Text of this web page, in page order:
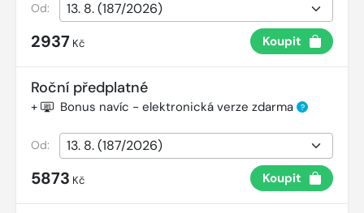
Od:
2937 Kč Koupit
Roční předplatné
+ Bonus navíc - elektronická verze zdarma ?
Od:
5873 Kč Koupit